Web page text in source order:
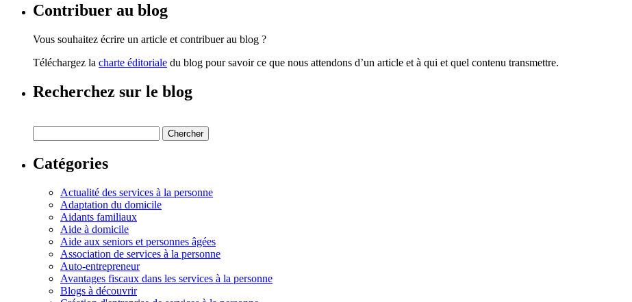
Contribuer au blog
Vous souhaitez écrire un article et contribuer au blog ?
Téléchargez la charte éditoriale du blog pour savoir ce que nous attendons d’un article et à qui et quel contenu transmettre.
Recherchez sur le blog
Catégories
Actualité des services à la personne
Adaptation du domicile
Aidants familiaux
Aide à domicile
Aide aux seniors et personnes âgées
Association de services à la personne
Auto-entrepreneur
Avantages fiscaux dans les services à la personne
Blogs à découvrir